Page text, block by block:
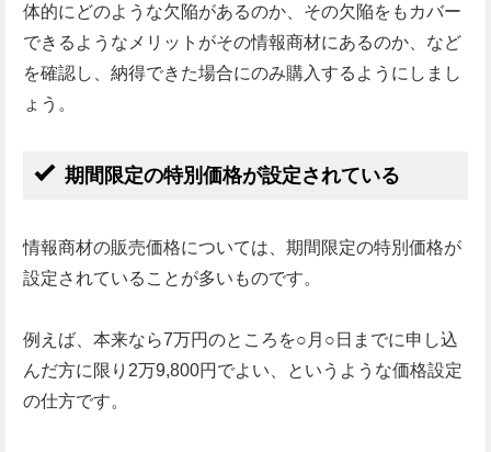
体的にどのような欠陥があるのか、その欠陥をもカバー
できるようなメリットがその情報商材にあるのか、など
を確認し、納得できた場合にのみ購入するようにしまし
ょう。
期間限定の特別価格が設定されている
情報商材の販売価格については、期間限定の特別価格が
設定されていることが多いものです。
例えば、本来なら7万円のところを○月○日までに申し込
んだ方に限り2万9,800円でよい、というような価格設定
の仕方です。